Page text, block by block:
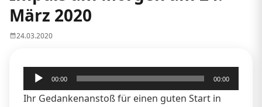
März 2020
24.03.2020
Audio-
Player
00:00 00:00
Ihr Gedankenanstoß für einen guten Start in